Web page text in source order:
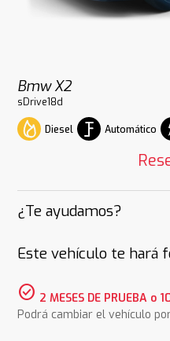
Bmw X2
sDrive18d
Diesel Automático
¿Te ayudamos?
Este vehículo te hará
check_circle 2 MESES DE PRUEBA o
Podrá cambiar el vehículo